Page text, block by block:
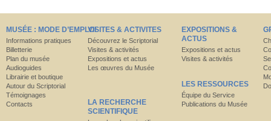
MUSÉE : MODE D’EMPLOI
Informations pratiques
Billetterie
Plan du musée
Audioguides
Librairie et boutique
Autour du Scriptorial
Témoignages
Contacts
VISITES & ACTIVITES
Découvrez le Scriptorial
Visites & activités
Expositions et actus
Les œuvres du Musée
LA RECHERCHE
SCIENTIFIQUE
EXPOSITIONS &
ACTUS
Expositions et actus
Visites & activités
LES RESSOURCES
Équipe du Service
Publications du Musée